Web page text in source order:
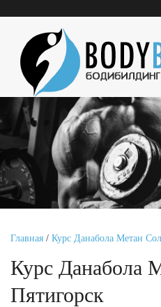
Главная / Курс Данабола Метан
Курс Данабола
Пятигорск